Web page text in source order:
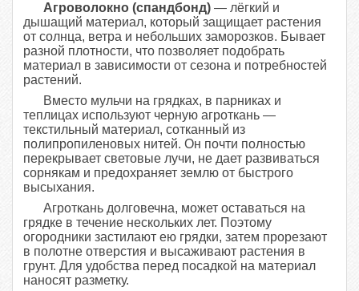
Агроволокно (спандбонд)— лёгкий и
дышащий материал, который защищает растения
от солнца, ветра и небольших заморозков. Бывает
разной плотности, что позволяет подобрать
материал в зависимости от сезона и потребностей
растений.
Вместо мульчи на грядках, в парниках и
теплицах используют черную агроткань —
текстильный материал, сотканный из
полипропиленовых нитей. Он почти полностью
перекрывает световые лучи, не дает развиваться
сорнякам и предохраняет землю от быстрого
высыхания.
Агроткань долговечна, может оставаться на
грядке в течение нескольких лет. Поэтому
огородники застилают ею грядки, затем прорезают
в полотне отверстия и высаживают растения в
грунт. Для удобства перед посадкой на материал
наносят разметку.